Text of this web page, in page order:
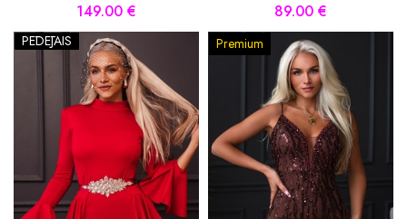
149.00 €
89.00 €
PĒDĒJAIS Premium